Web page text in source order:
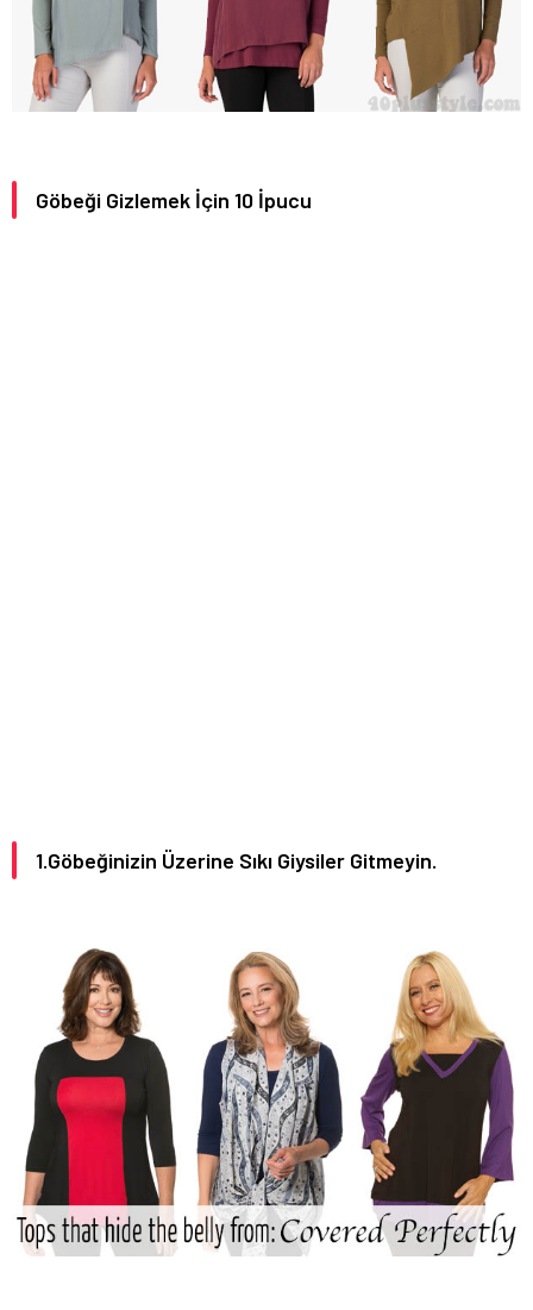
Göbeği Gizlemek İçin 10 İpucu
1.Göbeğinizin Üzerine Sıkı Giysiler Gitmeyin.